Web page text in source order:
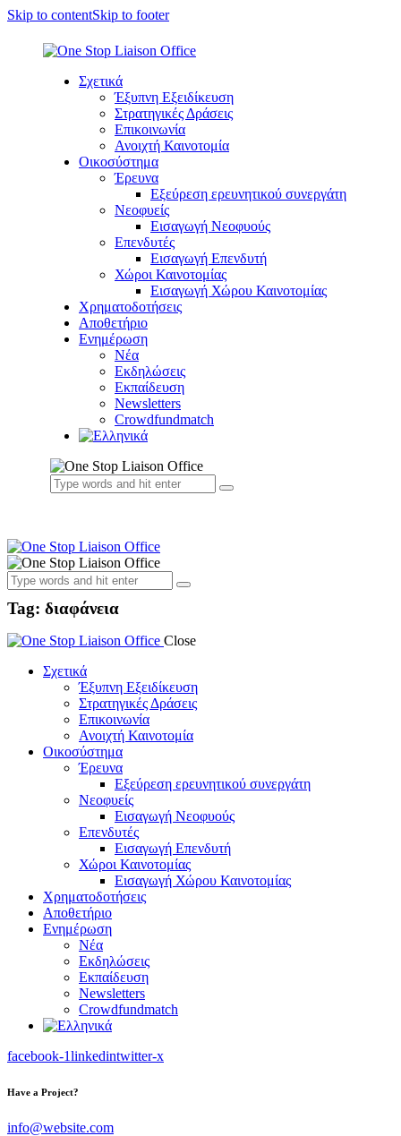
Skip to contentSkip to footer
Σχετικά
Έξυπνη Εξειδίκευση
Στρατηγικές Δράσεις
Επικοινωνία
Ανοιχτή Καινοτομία
Οικοσύστημα
Έρευνα
Εξεύρεση ερευνητικού συνεργάτη
Νεοφυείς
Εισαγωγή Νεοφυούς
Επενδυτές
Εισαγωγή Επενδυτή
Χώροι Καινοτομίας
Εισαγωγή Χώρου Καινοτομίας
Χρηματοδοτήσεις
Αποθετήριο
Ενημέρωση
Νέα
Εκδηλώσεις
Εκπαίδευση
Newsletters
Crowdfundmatch
Tag: διαφάνεια
Close
Σχετικά
Έξυπνη Εξειδίκευση
Στρατηγικές Δράσεις
Επικοινωνία
Ανοιχτή Καινοτομία
Οικοσύστημα
Έρευνα
Εξεύρεση ερευνητικού συνεργάτη
Νεοφυείς
Εισαγωγή Νεοφυούς
Επενδυτές
Εισαγωγή Επενδυτή
Χώροι Καινοτομίας
Εισαγωγή Χώρου Καινοτομίας
Χρηματοδοτήσεις
Αποθετήριο
Ενημέρωση
Νέα
Εκδηλώσεις
Εκπαίδευση
Newsletters
Crowdfundmatch
facebook-1linkedintwitter-x
Have a Project?
info@website.com